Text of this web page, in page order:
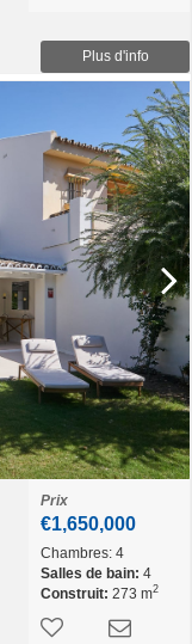
Plus d'info
Prix
€1,650,000
Chambres: 4
Salles de bain: 4
Construit: 273 m2